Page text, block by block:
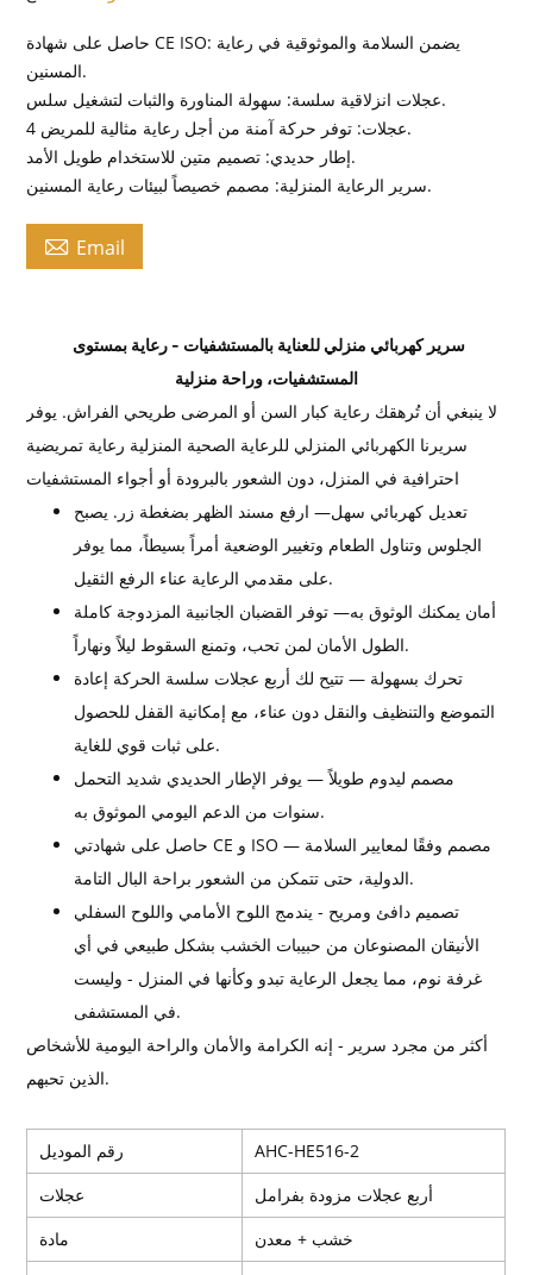
حاصل على شهادة CE ISO: يضمن السلامة والموثوقية في رعاية
المسنين.
عجلات انزلاقية سلسة: سهولة المناورة والثبات لتشغيل سلس.
4 عجلات: توفر حركة آمنة من أجل رعاية مثالية للمريض.
إطار حديدي: تصميم متين للاستخدام طويل الأمد.
سرير الرعاية المنزلية: مصمم خصيصاً لبيئات رعاية المسنين.
 Email
المستشفيات، وراحة منزلية
لا ينبغي أن تُرهقك رعاية كبار السن أو المرضى طريحي الفراش. يوفر
سريرنا الكهربائي المنزلي للرعاية الصحية المنزلية رعاية تمريضية
تعديل كهربائي سهل— ارفع مسند الظهر بضغطة زر. يصبح
الجلوس وتناول الطعام وتغيير الوضعية أمراً بسيطاً، مما يوفر
على مقدمي الرعاية عناء الرفع الثقيل.
أمان يمكنك الوثوق به— توفر القضبان الجانبية المزدوجة كاملة
الطول الأمان لمن تحب، وتمنع السقوط ليلاً ونهاراً.
تحرك بسهولة — تتيح لك أربع عجلات سلسة الحركة إعادة
التموضع والتنظيف والنقل دون عناء، مع إمكانية القفل للحصول
على ثبات قوي للغاية.
مصمم ليدوم طويلاً — يوفر الإطار الحديدي شديد التحمل
سنوات من الدعم اليومي الموثوق به.
حاصل على شهادتي CE و ISO — مصمم وفقًا لمعايير السلامة
الدولية، حتى تتمكن من الشعور براحة البال التامة.
تصميم دافئ ومريح - يندمج اللوح الأمامي واللوح السفلي
الأنيقان المصنوعان من حبيبات الخشب بشكل طبيعي في أي
غرفة نوم، مما يجعل الرعاية تبدو وكأنها في المنزل - وليست
في المستشفى.
أكثر من مجرد سرير - إنه الكرامة والأمان والراحة اليومية للأشخاص
الذين تحبهم.
رقم الموديل
AHC-HE516-2
عجلات
أربع عجلات مزودة بفرامل
مادة
خشب + معدن